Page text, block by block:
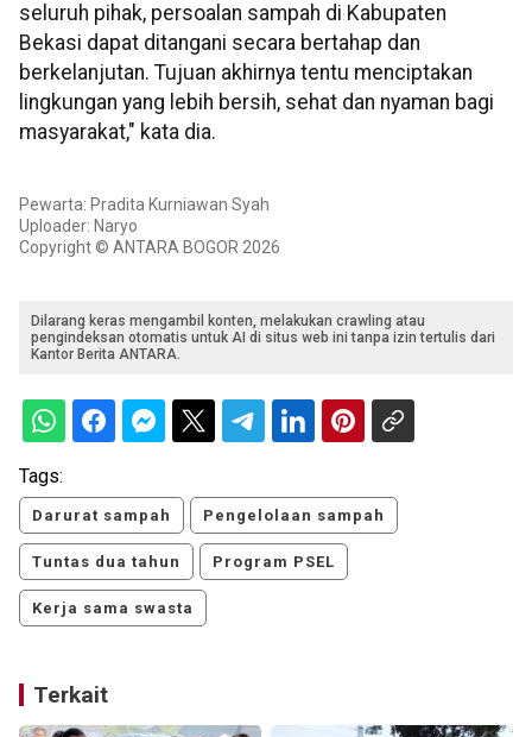
seluruh pihak, persoalan sampah di Kabupaten
Bekasi dapat ditangani secara bertahap dan
berkelanjutan. Tujuan akhirnya tentu menciptakan
lingkungan yang lebih bersih, sehat dan nyaman bagi
masyarakat," kata dia.
Pewarta: Pradita Kurniawan Syah
Uploader: Naryo
Copyright © ANTARA BOGOR 2026
Dilarang keras mengambil konten, melakukan crawling atau
pengindeksan otomatis untuk AI di situs web ini tanpa izin tertulis dari
Kantor Berita ANTARA.
Tags:
Darurat sampah Pengelolaan sampah
Tuntas dua tahun Program PSEL
Kerja sama swasta
Terkait